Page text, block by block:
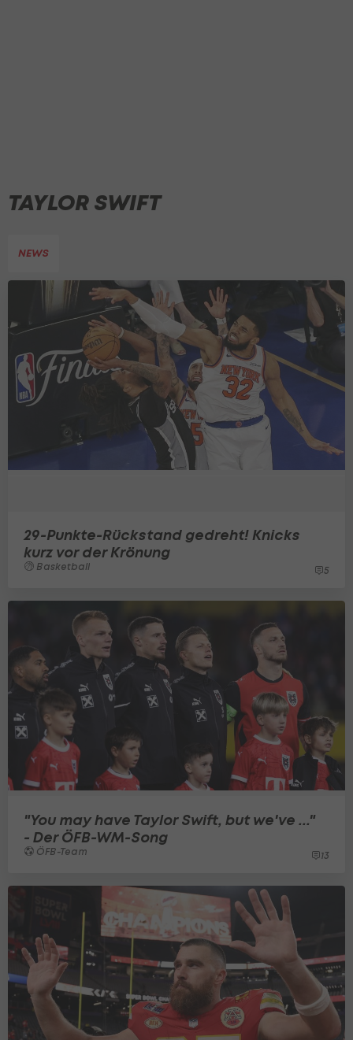
TAYLOR SWIFT
NEWS
29-Punkte-Rückstand gedreht! Knicks
kurz vor der Krönung
Basketball 5
"You may have Taylor Swift, but we've ..."
- Der ÖFB-WM-Song
ÖFB-Team 13